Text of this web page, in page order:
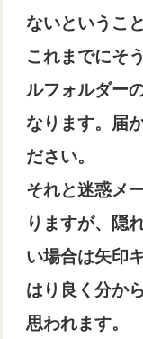
ないというこ
これまでにそ
ルフォルダー
なります。届
ださい。
それと迷惑メ
りますが、隠
い場合は矢印
はり良く分か
思われます。